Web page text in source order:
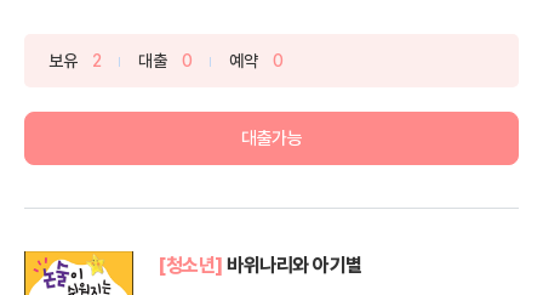
보유 2 대출 0 예약 0
대출가능
[청소년] 바위나리와 아기별